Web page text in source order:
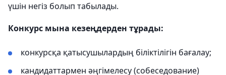
үшін негіз болып табылады.
Конкурс мына кезеңдерден тұрады:
конкурсқа қатысушылардың біліктілігін бағалау;
кандидаттармен әңгімелесу (собеседование)